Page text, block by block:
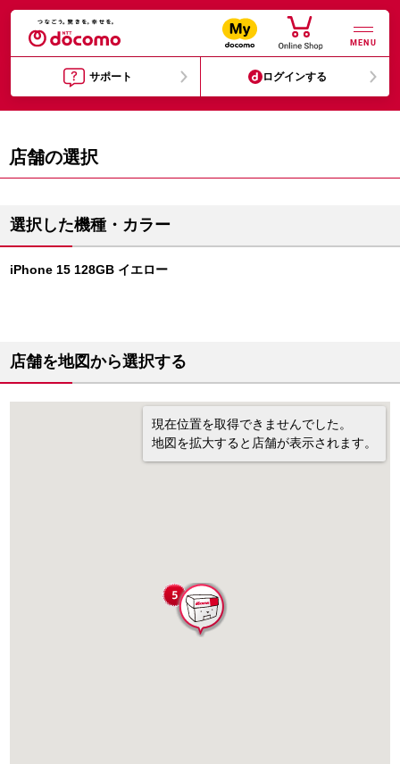
MENU
サポート ログインする
店舗の選択
選択した機種・カラー
iPhone 15 128GB イエロー
店舗を地図から選択する
現在位置を取得できませんでした。
地図を拡大すると店舗が表示されます。